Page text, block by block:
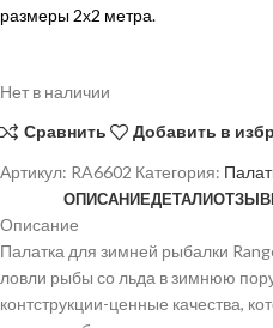
размеры 2х2 метра.
Нет в наличии
Сравнить
Добавить в
Артикул: RA6602 Категория:
ОПИСАНИЕДЕТАЛИ
Описание
Палатка для зимней рыбалки
ловли рыбы со льда в зимнюю
контструкции-ценные качества,